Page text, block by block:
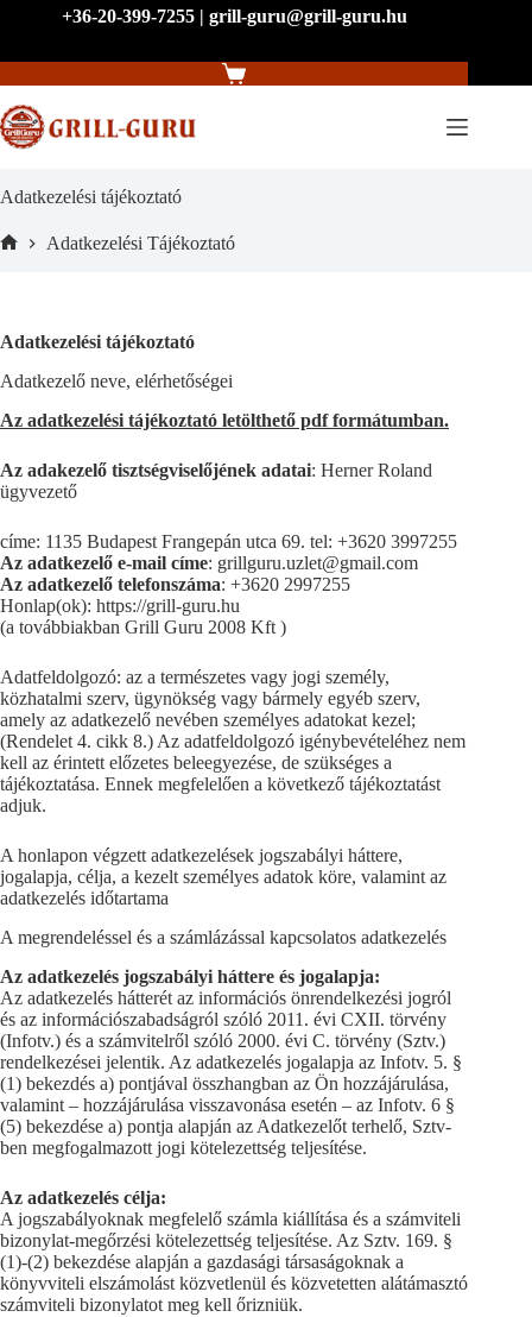
+36-20-399-7255 | grill-guru@grill-guru.hu
Shopping
Adatkezelési tájékoztató
Adatkezelési Tájékoztató
Adatkezelési tájékoztató
Adatkezelő neve, elérhetőségei
Az adatkezelési tájékoztató letölthető pdf formátumban.
Az adakezelő tisztségviselőjének adatai: Herner Roland
ügyvezető
címe: 1135 Budapest Frangepán utca 69. tel: +3620 3997255
Az adatkezelő e-mail címe: grillguru.uzlet@gmail.com
Az adatkezelő telefonszáma: +3620 2997255
Honlap(ok): https://grill-guru.hu
(a továbbiakban Grill Guru 2008 Kft )
Adatfeldolgozó: az a természetes vagy jogi személy,
közhatalmi szerv, ügynökség vagy bármely egyéb szerv,
amely az adatkezelő nevében személyes adatokat kezel;
(Rendelet 4. cikk 8.) Az adatfeldolgozó igénybevételéhez nem
kell az érintett előzetes beleegyezése, de szükséges a
tájékoztatása. Ennek megfelelően a következő tájékoztatást
adjuk.
A honlapon végzett adatkezelések jogszabályi háttere,
jogalapja, célja, a kezelt személyes adatok köre, valamint az
adatkezelés időtartama
A megrendeléssel és a számlázással kapcsolatos adatkezelés
Az adatkezelés jogszabályi háttere és jogalapja:
Az adatkezelés hátterét az információs önrendelkezési jogról
és az információszabadságról szóló 2011. évi CXII. törvény
(Infotv.) és a számvitelről szóló 2000. évi C. törvény (Sztv.)
rendelkezései jelentik. Az adatkezelés jogalapja az Infotv. 5. §
(1) bekezdés a) pontjával összhangban az Ön hozzájárulása,
valamint – hozzájárulása visszavonása esetén – az Infotv. 6 §
(5) bekezdése a) pontja alapján az Adatkezelőt terhelő, Sztv-
ben megfogalmazott jogi kötelezettség teljesítése.
Az adatkezelés célja:
A jogszabályoknak megfelelő számla kiállítása és a számviteli
bizonylat-megőrzési kötelezettség teljesítése. Az Sztv. 169. §
(1)-(2) bekezdése alapján a gazdasági társaságoknak a
könyvviteli elszámolást közvetlenül és közvetetten alátámasztó
számviteli bizonylatot meg kell őrizniük.